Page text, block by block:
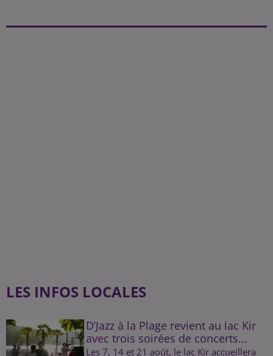
LES INFOS LOCALES
D’Jazz à la Plage revient au lac Kir
avec trois soirées de concerts...
Les 7, 14 et 21 août, le lac Kir accueillera